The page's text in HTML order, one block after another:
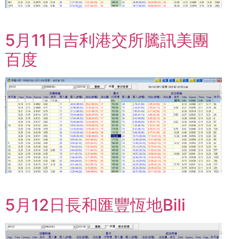
5月11日吉利港交所騰訊美團
百度
5月12日長和匯豐恆地Bili